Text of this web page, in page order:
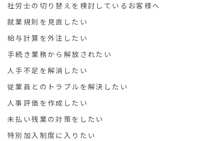
社労士の切り替えを検討しているお客様へ
就業規則を見直したい
給与計算を外注したい
手続き業務から解放されたい
人手不足を解消したい
従業員とのトラブルを解決したい
人事評価を作成したい
未払い残業の対策をしたい
特別加入制度に入りたい